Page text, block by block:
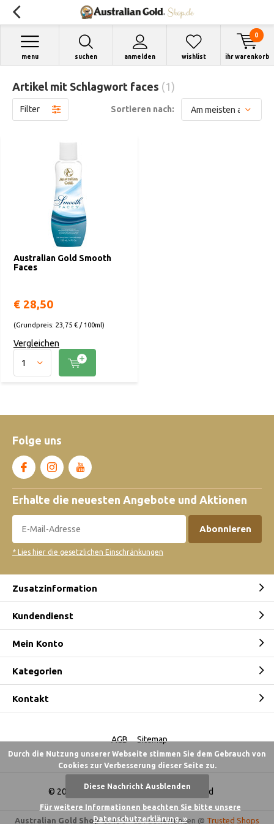
suchen anmelden
menu wishlist ihr warenkorb
0
Artikel mit Schlagwort faces (1)
Filter Sortieren nach:
Australian Gold Smooth
Faces
€ 28,50
(Grundpreis: 23,75 € / 100ml)
Vergleichen
Folge uns
Erhalte die neuesten Angebote und Aktionen
Abonnieren
* Lies hier die gesetzlichen Einschränkungen
Zusatzinformation
Kundendienst
Mein Konto
Kategorien
Kontakt
© 2026 - Australian Gold Shop Deutschland
AGB Sitemap
Australian Gold Shop 4,84/5-621Bewertungen @ Trusted Shops
Durch die Nutzung unserer Webseite stimmen Sie dem Gebrauch von
Cookies zur Verbesserung dieser Seite zu.
Diese Nachricht Ausblenden
Für weitere Informationen beachten Sie bitte unsere
Datenschutzerklärung. »